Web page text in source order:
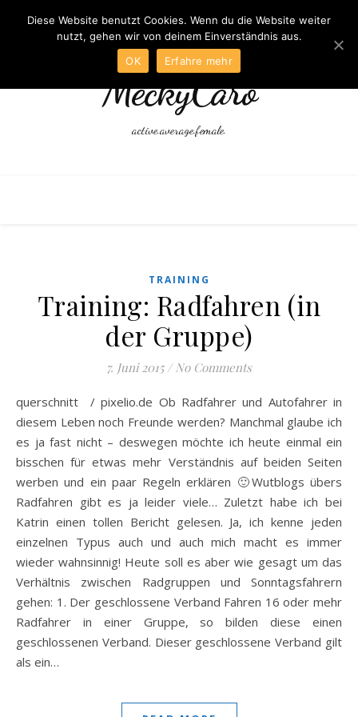
MeckyCaro
active.average.female.
TRAINING
Training: Radfahren (in
der Gruppe)
7. Juni 2015 / No Comments
querschnitt / pixelio.de Ob Radfahrer und Autofahrer in
diesem Leben noch Freunde werden? Manchmal glaube ich
es ja fast nicht – deswegen möchte ich heute einmal ein
bisschen für etwas mehr Verständnis auf beiden Seiten
werben und ein paar Regeln erklären 🙂Wutblogs übers
Radfahren gibt es ja leider viele… Zuletzt habe ich bei
Katrin einen tollen Bericht gelesen. Ja, ich kenne jeden
einzelnen Typus auch und auch mich macht es immer
wieder wahnsinnig! Heute soll es aber wie gesagt um das
Verhältnis zwischen Radgruppen und Sonntagsfahrern
gehen: 1. Der geschlossene Verband Fahren 16 oder mehr
Radfahrer in einer Gruppe, so bilden diese einen
geschlossenen Verband. Dieser geschlossene Verband gilt
als ein…
Diese Website benutzt Cookies. Wenn du die Website weiter
nutzt, gehen wir von deinem Einverständnis aus.
OK
Erfahre mehr